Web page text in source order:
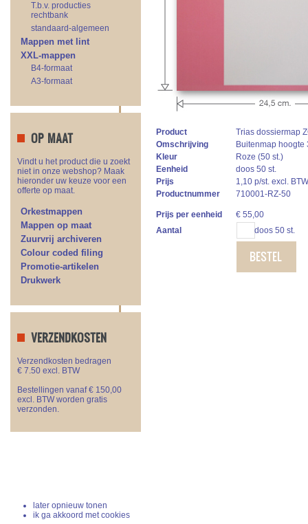
T.b.v. producties
rechtbank
standaard-algemeen
Mappen met lint
XXL-mappen
B4-formaat
A3-formaat
OP MAAT
Vindt u het product die u zoekt
niet in onze webshop? Maak
hieronder uw keuze voor een
offerte op maat.
Orkestmappen
Mappen op maat
Zuurvrij archiveren
Colour coded filing
Promotie-artikelen
Drukwerk
VERZENDKOSTEN
Verzendkosten bedragen
€ 7.50 excl. BTW
Bestellingen vanaf € 150,00
excl. BTW worden gratis
verzonden.
Product
Trias dossiermap
Omschrijving
Buitenmap hoogte
Kleur
Roze (50 st.)
Eenheid
doos 50 st.
Prijs
1,10 p/st. excl.
Productnummer
710001-RZ-50
Prijs per eenheid €55,00
Aantal
doos 50 st.
BESTEL
later opnieuw tonen
ik ga akkoord met cookies